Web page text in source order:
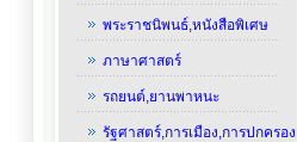
พระราชนิพนธ์,หนังสือพิเศษ
ภาษาศาสตร์
รถยนต์,ยานพาหนะ
รัฐศาสตร์,การเมือง,การปกครอง